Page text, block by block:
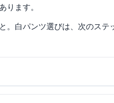
ます。
。白パンツ選びは、次のステ